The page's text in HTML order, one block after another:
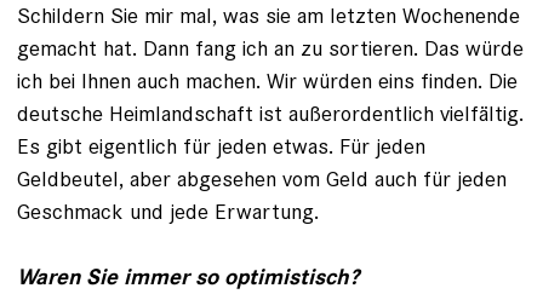
Schildern Sie mir mal, was sie am letzten Wochenende
gemacht hat. Dann fang ich an zu sortieren. Das würde
ich bei Ihnen auch machen. Wir würden eins finden. Die
deutsche Heimlandschaft ist außerordentlich vielfältig.
Es gibt eigentlich für jeden etwas. Für jeden
Geldbeutel, aber abgesehen vom Geld auch für jeden
Geschmack und jede Erwartung.
Waren Sie immer so optimistisch?